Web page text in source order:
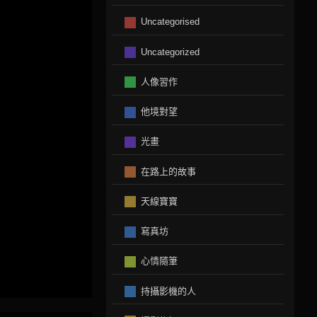
Uncategorised
Uncategorized
人像習作
他境對望
光畫
在路上的故事
天線寶寶
寫真坊
心情隨筆
持攝影機的人